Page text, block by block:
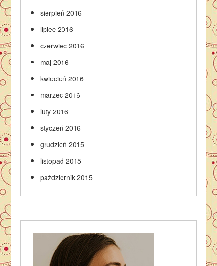
sierpień 2016
lipiec 2016
czerwiec 2016
maj 2016
kwiecień 2016
marzec 2016
luty 2016
styczeń 2016
grudzień 2015
listopad 2015
październik 2015